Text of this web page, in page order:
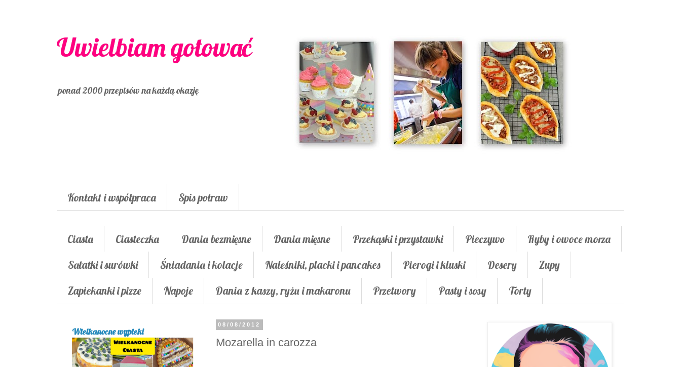
Uwielbiam gotować
ponad 2000 przepisów na każdą okazję
Kontakt i współpraca Spis potraw
Ciasta Ciasteczka Dania bezmięsne Dania mięsne Przekąski i przystawki Pieczywo
Ryby i owoce morza
Sałatki i surówki
Śniadania i kolacje Naleśniki, placki i pancakes Pierogi i kluski Desery
Zupy
Zapiekanki i pizze
Napoje Dania z kaszy, ryżu i makaronu Przetwory Pasty i sosy Torty
08/08/2012
Mozarella in carozza
Wielkanocne wypieki